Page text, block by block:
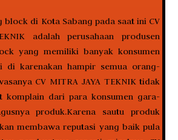
block di Kota Sabang pada saat ini CV
adalah perusahaan produsen
yang memiliki banyak konsumen
di karenakan hampir semua orang-
CV MITRA JAYA TEKNIK tidak
komplain dari para konsumen gara-
produk.Karena sautu produk
membawa reputasi yang baik pula